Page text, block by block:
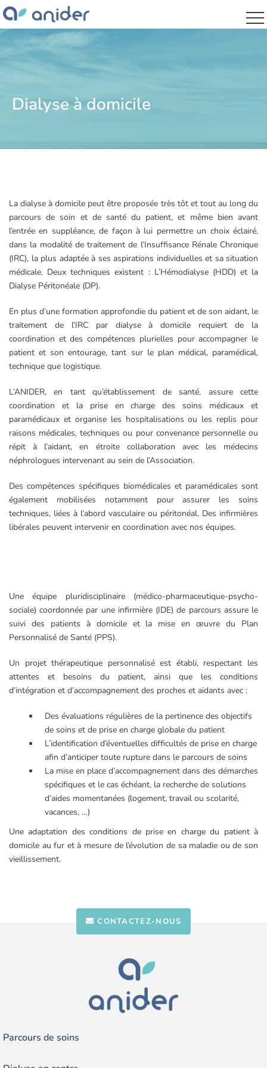
Dialyse à domicile
La dialyse à domicile peut être proposée très tôt et tout au long du
parcours de soin et de santé du patient, et même bien avant
l’entrée en suppléance, de façon à lui permettre un choix éclairé,
dans la modalité de traitement de l’Insuffisance Rénale Chronique
(IRC), la plus adaptée à ses aspirations individuelles et sa situation
médicale. Deux techniques existent : L’Hémodialyse (HDD) et la
Dialyse Péritonéale (DP).
En plus d’une formation approfondie du patient et de son aidant, le
traitement de l’IRC par dialyse à domicile requiert de la
coordination et des compétences plurielles pour accompagner le
patient et son entourage, tant sur le plan médical, paramédical,
technique que logistique.
L’ANIDER, en tant qu’établissement de santé, assure cette
coordination et la prise en charge des soins médicaux et
paramédicaux et organise les hospitalisations ou les replis pour
raisons médicales, techniques ou pour convenance personnelle ou
répit à l’aidant, en étroite collaboration avec les médecins
néphrologues intervenant au sein de l’Association.
Des compétences spécifiques biomédicales et paramédicales sont
également mobilisées notamment pour assurer les soins
techniques, liées à l’abord vasculaire ou péritonéal. Des infirmières
libérales peuvent intervenir en coordination avec nos équipes.
Une équipe pluridisciplinaire (médico-pharmaceutique-psycho-
sociale) coordonnée par une infirmière (IDE) de parcours assure le
suivi des patients à domicile et la mise en œuvre du Plan
Personnalisé de Santé (PPS).
Un projet thérapeutique personnalisé est établi, respectant les
attentes et besoins du patient, ainsi que les conditions
d’intégration et d’accompagnement des proches et aidants avec :
Des évaluations régulières de la pertinence des objectifs
de soins et de prise en charge globale du patient
L’identification d’éventuelles difficultés de prise en charge
afin d’anticiper toute rupture dans le parcours de soins
La mise en place d’accompagnement dans des démarches
spécifiques et le cas échéant, la recherche de solutions
d’aides momentanées (logement, travail ou scolarité,
vacances, …)
Une adaptation des conditions de prise en charge du patient à
domicile au fur et à mesure de l’évolution de sa maladie ou de son
vieillissement.
CONTACTEZ-NOUS
Parcours de soins